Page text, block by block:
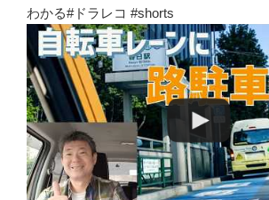
わかる#ドラレコ #shorts